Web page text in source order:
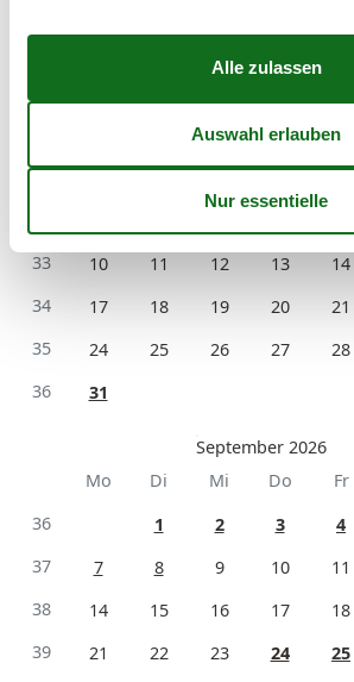
August 2026
Mi Do Fr
31
33
10 11 12 13 14
34
17 18 19 20 21
35
24 25 26 27 28
36
31
September 2026
Mo
Di Mi Do Fr
36
1 2 3 4
37
7 8 9 10 11
38
14 15 16 17 18
39
21 22 23 24 25